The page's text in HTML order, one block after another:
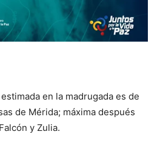
en la madrugada es de
de Mérida; máxima después
y Zulia.